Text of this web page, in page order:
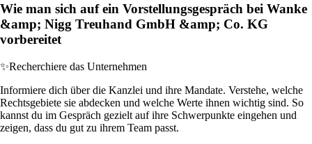
Wie man sich auf ein Vorstellungsgespräch bei Wanke
&amp; Nigg Treuhand GmbH &amp; Co. KG
vorbereitet
✨Recherchiere das Unternehmen
Informiere dich über die Kanzlei und ihre Mandate. Verstehe, welche
Rechtsgebiete sie abdecken und welche Werte ihnen wichtig sind. So
kannst du im Gespräch gezielt auf ihre Schwerpunkte eingehen und
zeigen, dass du gut zu ihrem Team passt.